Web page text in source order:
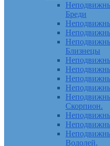
Бреди
Близнецы
Скорпион.
Водолей.